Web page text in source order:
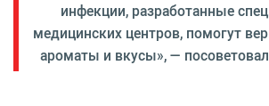
инфекции, разработанные
медицинских центров, помогут
ароматы и вкусы», —